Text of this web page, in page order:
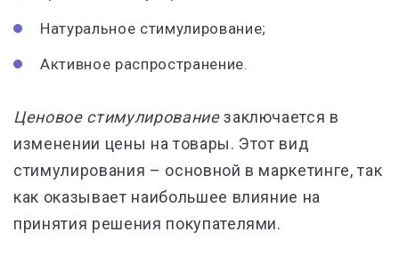
Натуральное стимулирование;
Активное распространение.
Ценовое стимулированиезаключается в
изменении цены на товары. Этот вид
стимулирования – основной в маркетинге, так
как оказывает наибольшее влияние на
принятия решения покупателями.